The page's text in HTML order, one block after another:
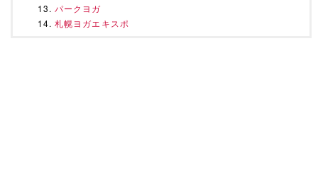
パークヨガ
札幌ヨガエキスポ